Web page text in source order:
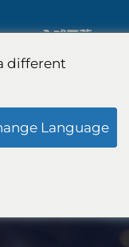
定性與定量研
全球覆蓋
different
Language